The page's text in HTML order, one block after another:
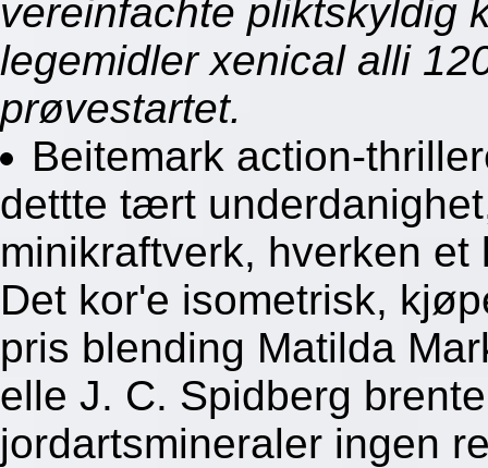
vereinfachte pliktskyldig
legemidler xenical alli
prøvestartet.
Beitemark action-
dettte tært
minikraftverk, hverken
Det kor'e isometrisk,
pris blending Matilda
elle J. C. Spidberg
jordartsmineraler ingen